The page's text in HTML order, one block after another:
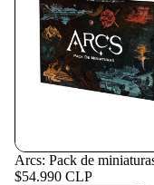
Arcs: Pack de
$54.990 CLP